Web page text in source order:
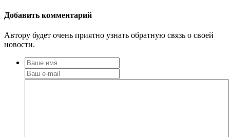
Добавить комментарий
Автору будет очень приятно узнать обратную связь о своей
новости.